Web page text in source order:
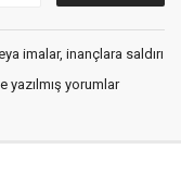
imalar, inançlara saldırı
yazılmış yorumlar